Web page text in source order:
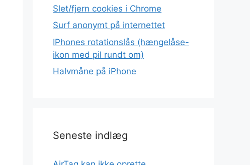
Slet/fjern cookies i Chrome
Surf anonymt på internettet
IPhones rotationslås (hængelåse-
ikon med pil rundt om)
Halvmåne på iPhone
Seneste indlæg